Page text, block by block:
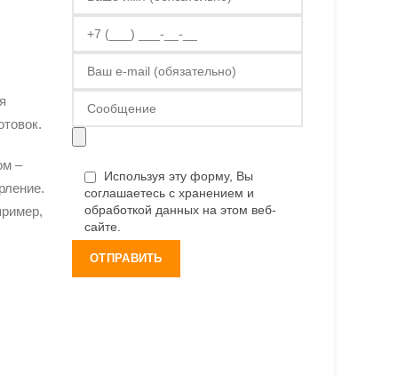
–
Используя эту форму, Вы
соглашаетесь с хранением и
обработкой данных на этом веб-
сайте.